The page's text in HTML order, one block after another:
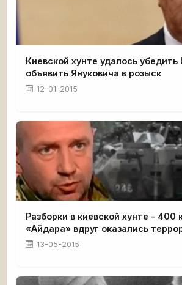
Киевской хунте удалось убедить
объявить Януковича в розыск
12-01-2015
Разборки в киевской хунте - 400
«Айдара» вдруг оказались
13-05-2015